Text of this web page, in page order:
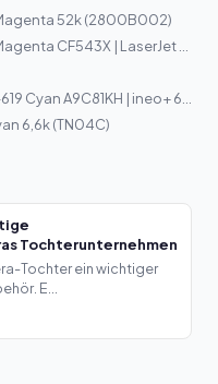
52k (2800B002)
6,6k (TN04C)
Tochterunternehmen
Tochter ein wichtiger
E...